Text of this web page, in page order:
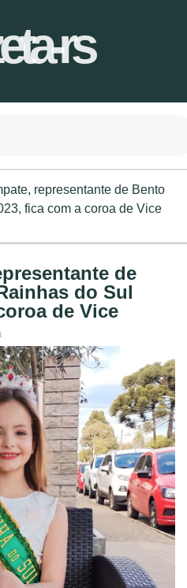
rs
representante de Bento
fica com a coroa de Vice
de
do Sul
de Vice